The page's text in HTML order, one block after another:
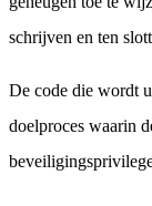
schrijven en ten
De code die wordt
doelproces waarin